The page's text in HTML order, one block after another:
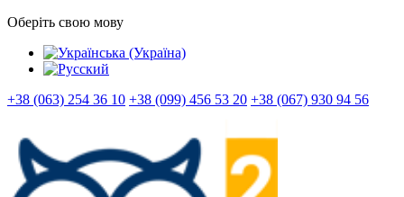
Оберіть свою мову
+38 (063) 254 36 10 +38 (099) 456 53 20 +38 (067) 930 94 56